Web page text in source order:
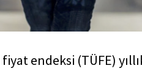
endeksi (TÜFE)